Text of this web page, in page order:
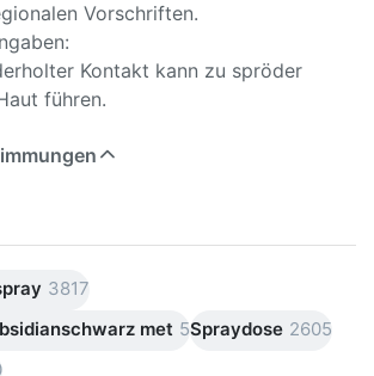
Vorschriften.
Kontakt kann zu spröder
führen.
3817
met 5Spraydose 2605